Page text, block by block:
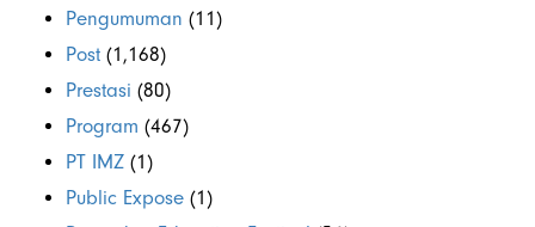
Pengumuman (11)
Post (1,168)
Prestasi (80)
Program (467)
PT IMZ (1)
Public Expose (1)